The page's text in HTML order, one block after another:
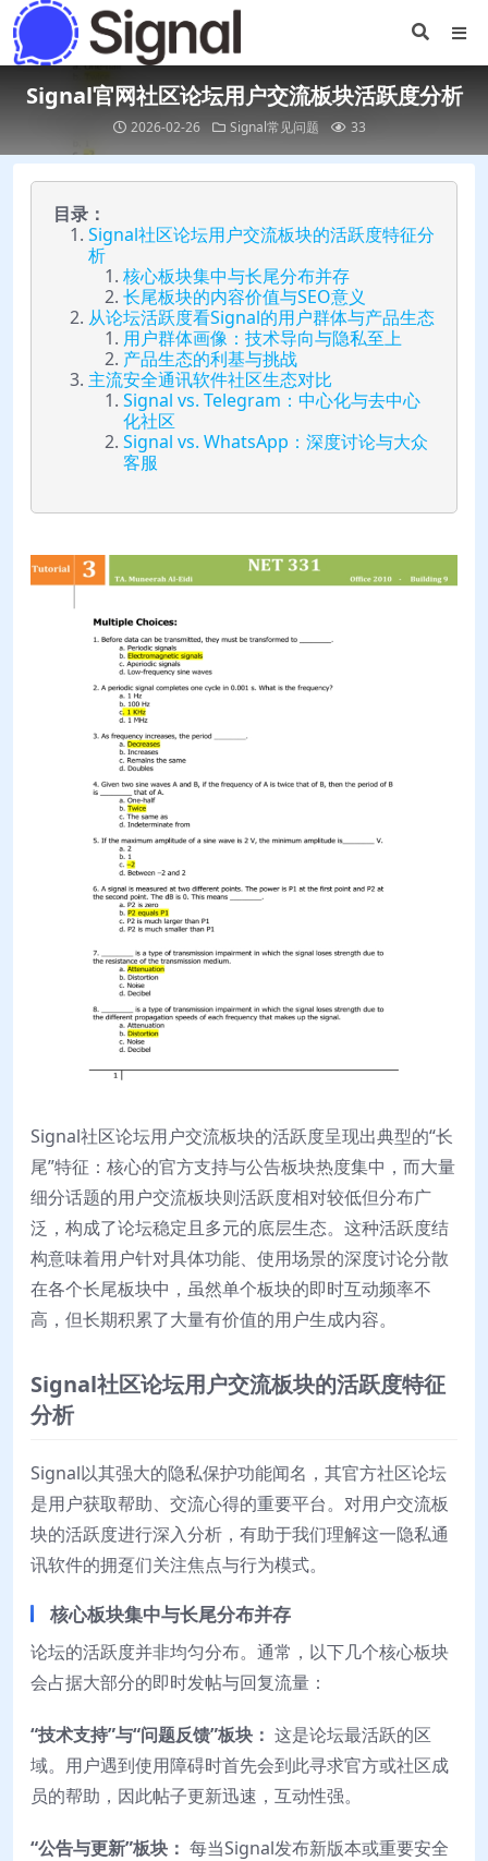
Signal官网社区论坛用户交流板块活跃度分析
2026-02-26 Signal常见问题 33
目录：
Signal社区论坛用户交流板块的活跃度特征分
析
核心板块集中与长尾分布并存
长尾板块的内容价值与SEO意义
从论坛活跃度看Signal的用户群体与产品生态
用户群体画像：技术导向与隐私至上
产品生态的利基与挑战
主流安全通讯软件社区生态对比
Signal vs. Telegram：中心化与去中心
化社区
Signal vs. WhatsApp：深度讨论与大众
客服
Signal社区论坛用户交流板块的活跃度呈现出典型的“长
尾”特征：核心的官方支持与公告板块热度集中，而大量
细分话题的用户交流板块则活跃度相对较低但分布广
泛，构成了论坛稳定且多元的底层生态。这种活跃度结
构意味着用户针对具体功能、使用场景的深度讨论分散
在各个长尾板块中，虽然单个板块的即时互动频率不
高，但长期积累了大量有价值的用户生成内容。
Signal社区论坛用户交流板块的活跃度特征
分析
Signal以其强大的隐私保护功能闻名，其官方社区论坛
是用户获取帮助、交流心得的重要平台。对用户交流板
块的活跃度进行深入分析，有助于我们理解这一隐私通
讯软件的拥趸们关注焦点与行为模式。
核心板块集中与长尾分布并存
论坛的活跃度并非均匀分布。通常，以下几个核心板块
会占据大部分的即时发帖与回复流量：
“技术支持”与“问题反馈”板块： 这是论坛最活跃的区
域。用户遇到使用障碍时首先会到此寻求官方或社区成
员的帮助，因此帖子更新迅速，互动性强。
“公告与更新”板块： 每当Signal发布新版本或重要安全